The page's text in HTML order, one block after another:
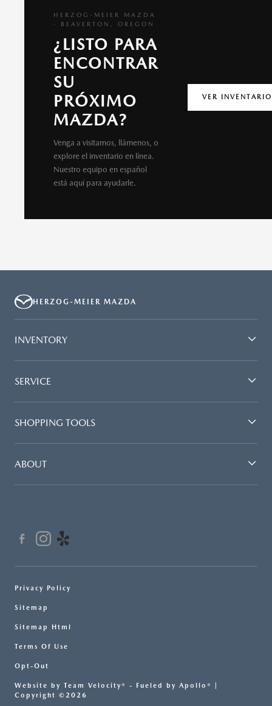
HERZOG-MEIER MAZDA
· BEAVERTON, OREGON
¿LISTO PARA
ENCONTRAR
SU
PRÓXIMO
MAZDA?
Venga a visitarnos, llámenos, o
explore el inventario en línea.
Nuestro equipo en español
está aquí para ayudarle.
VER INVENTARIO
HERZOG-MEIER MAZDA
INVENTORY
SERVICE
SHOPPING TOOLS
ABOUT
Privacy Policy
Sitemap
Sitemap Html
Terms Of Use
Opt-Out
Website by Team Velocity® - Fueled by Apollo® |
Copyright ©2026